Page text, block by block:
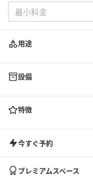
用途
設備
特徴
今すぐ予約
プレミアムスペース